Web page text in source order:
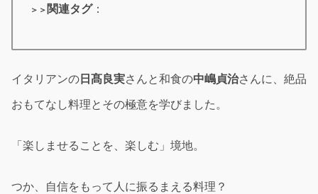
＞＞ 関連タグ：
イタリアンの 日髙良実さんと和食の中嶋貞治さんに、絶品
おもてなし料理とその極意を学びました。
「楽しませることを、楽しむ」境地。
つか、自信をもって人に振るまえる料理？